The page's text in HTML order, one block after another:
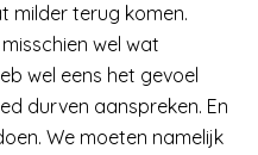
milder terug komen.
wel wat
wel eens het gevoel
durven aanspreken. En
We moeten namelijk